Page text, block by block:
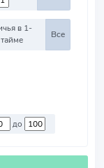
в 1-
тайме
Все
до